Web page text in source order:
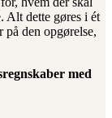
Alt dette gøres i ét
på den opgørelse,
med